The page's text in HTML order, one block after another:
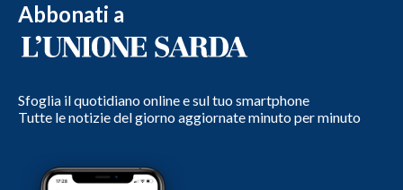
Abbonati a
Sfoglia il quotidiano online e sul tuo smartphone
Tutte le notizie del giorno aggiornate minuto per minuto